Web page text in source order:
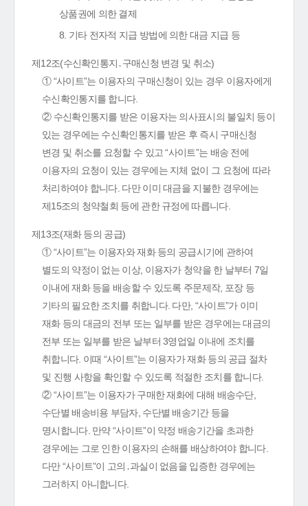
상품권에 의한 결제
8. 기타 전자적 지급 방법에 의한 대금 지급 등
제12조(수신확인통지․구매신청 변경 및 취소)
① “사이트”는 이용자의 구매신청이 있는 경우 이용자에게
수신확인통지를 합니다.
② 수신확인통지를 받은 이용자는 의사표시의 불일치 등이
있는 경우에는 수신확인통지를 받은 후 즉시 구매신청
변경 및 취소를 요청할 수 있고 “사이트”는 배송 전에
이용자의 요청이 있는 경우에는 지체 없이 그 요청에 따라
처리하여야 합니다. 다만 이미 대금을 지불한 경우에는
제15조의 청약철회 등에 관한 규정에 따릅니다.
제13조(재화 등의 공급)
① “사이트”는 이용자와 재화 등의 공급시기에 관하여
별도의 약정이 없는 이상, 이용자가 청약을 한 날부터 7일
이내에 재화 등을 배송할 수 있도록 주문제작, 포장 등
기타의 필요한 조치를 취합니다. 다만, “사이트”가 이미
재화 등의 대금의 전부 또는 일부를 받은 경우에는 대금의
전부 또는 일부를 받은 날부터 3영업일 이내에 조치를
취합니다. 이때 “사이트”는 이용자가 재화 등의 공급 절차
및 진행 사항을 확인할 수 있도록 적절한 조치를 합니다.
② “사이트”는 이용자가 구매한 재화에 대해 배송수단,
수단별 배송비용 부담자, 수단별 배송기간 등을
명시합니다. 만약 “사이트”이 약정 배송기간을 초과한
경우에는 그로 인한 이용자의 손해를 배상하여야 합니다.
다만 “사이트”이 고의․과실이 없음을 입증한 경우에는
그러하지 아니합니다.